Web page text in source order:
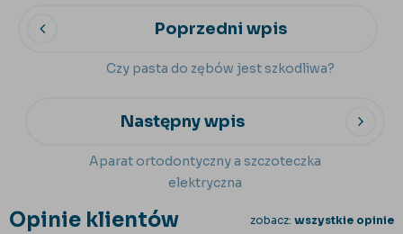
Poprzedni wpis
Czy pasta do zębów jest szkodliwa?
Następny wpis
Aparat ortodontyczny a szczoteczka
elektryczna
Opinie klientów zobacz: wszystkie opinie